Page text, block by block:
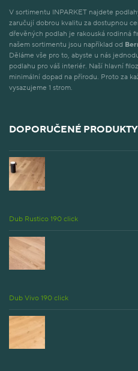
V sortimentu INPARKET najdete
zaručují dobrou kvalitu za dostupnou
dřevěných podlah je rakouská rodinná
našem sortimentu jsou například od
Děláme vše pro to, abyste u nás
podlahu pro váš interiér. Naší hlavní
minimální dopad na přírodu. Proto za
vysazujeme 1 strom.
DOPORUČENÉ PRODUKTY
Dub Rustico 190 click
Dub Vivo 190 click